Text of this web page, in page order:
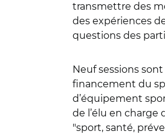
transmettre des
des expériences
questions des
Neuf sessions
financement du
d’équipement
de l’élu en
"sport, santé,